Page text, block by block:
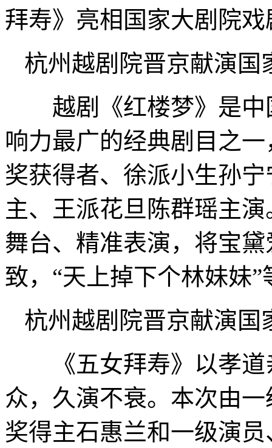
拜寿》亮相国家大剧院
杭州越剧院晋京献演国
越剧《红楼梦》是中
响力最广的经典剧目之
奖获得者、徐派小生孙
主、王派花旦陈群瑶主
舞台、精准表演，将宝
致，“天上掉下个林妹妹
杭州越剧院晋京献演国
《五女拜寿》以孝道
众，久演不衰。本次由
奖得主石惠兰和一级演